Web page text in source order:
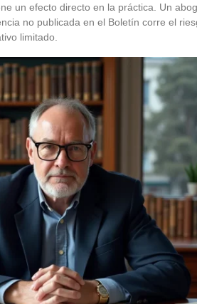
un efecto directo en la práctica. Un
no publicada en el Boletín corre el
limitado.